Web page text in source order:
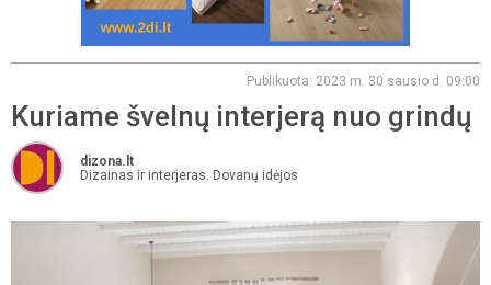
Publikuota: 2023 m. 30 sausio d. 09:00
Kuriame švelnų interjerą nuo grindų
dizona.lt
Dizainas ir interjeras. Dovanų idėjos